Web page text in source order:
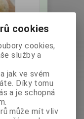
95,54 Kč
/4,27 EUR
cookies
cookies,
služby a
jak ve svém
Díky tomu
a je schopná
může mít vliv